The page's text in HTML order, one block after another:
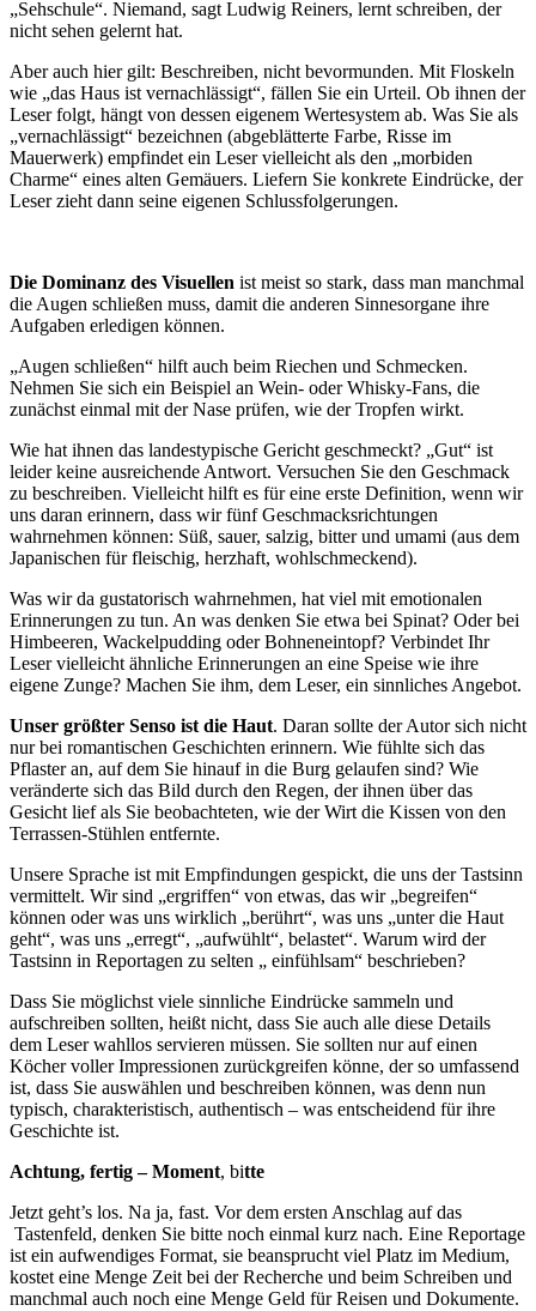
„Sehschule“. Niemand, sagt Ludwig Reiners, lernt schreiben, der
nicht sehen gelernt hat.
Aber auch hier gilt: Beschreiben, nicht bevormunden. Mit Floskeln
wie „das Haus ist vernachlässigt“, fällen Sie ein Urteil. Ob ihnen der
Leser folgt, hängt von dessen eigenem Wertesystem ab. Was Sie als
„vernachlässigt“ bezeichnen (abgeblätterte Farbe, Risse im
Mauerwerk) empfindet ein Leser vielleicht als den „morbiden
Charme“ eines alten Gemäuers. Liefern Sie konkrete Eindrücke, der
Leser zieht dann seine eigenen Schlussfolgerungen.
Die Dominanz des Visuellen ist meist so stark, dass man manchmal
die Augen schließen muss, damit die anderen Sinnesorgane ihre
Aufgaben erledigen können.
„Augen schließen“ hilft auch beim Riechen und Schmecken.
Nehmen Sie sich ein Beispiel an Wein- oder Whisky-Fans, die
zunächst einmal mit der Nase prüfen, wie der Tropfen wirkt.
Wie hat ihnen das landestypische Gericht geschmeckt? „Gut“ ist
leider keine ausreichende Antwort. Versuchen Sie den Geschmack
zu beschreiben. Vielleicht hilft es für eine erste Definition, wenn wir
uns daran erinnern, dass wir fünf Geschmacksrichtungen
wahrnehmen können: Süß, sauer, salzig, bitter und umami (aus dem
Japanischen für fleischig, herzhaft, wohlschmeckend).
Was wir da gustatorisch wahrnehmen, hat viel mit emotionalen
Erinnerungen zu tun. An was denken Sie etwa bei Spinat? Oder bei
Himbeeren, Wackelpudding oder Bohneneintopf? Verbindet Ihr
Leser vielleicht ähnliche Erinnerungen an eine Speise wie ihre
eigene Zunge? Machen Sie ihm, dem Leser, ein sinnliches Angebot.
Unser größter Senso ist die Haut. Daran sollte der Autor sich nicht
nur bei romantischen Geschichten erinnern. Wie fühlte sich das
Pflaster an, auf dem Sie hinauf in die Burg gelaufen sind? Wie
veränderte sich das Bild durch den Regen, der ihnen über das
Gesicht lief als Sie beobachteten, wie der Wirt die Kissen von den
Terrassen-Stühlen entfernte.
Unsere Sprache ist mit Empfindungen gespickt, die uns der Tastsinn
vermittelt. Wir sind „ergriffen“ von etwas, das wir „begreifen“
können oder was uns wirklich „berührt“, was uns „unter die Haut
geht“, was uns „erregt“, „aufwühlt“, belastet“. Warum wird der
Tastsinn in Reportagen zu selten „ einfühlsam“ beschrieben?
Dass Sie möglichst viele sinnliche Eindrücke sammeln und
aufschreiben sollten, heißt nicht, dass Sie auch alle diese Details
dem Leser wahllos servieren müssen. Sie sollten nur auf einen
Köcher voller Impressionen zurückgreifen könne, der so umfassend
ist, dass Sie auswählen und beschreiben können, was denn nun
typisch, charakteristisch, authentisch – was entscheidend für ihre
Geschichte ist.
Achtung, fertig – Moment, bitte
Jetzt geht’s los. Na ja, fast. Vor dem ersten Anschlag auf das
Tastenfeld, denken Sie bitte noch einmal kurz nach. Eine Reportage
ist ein aufwendiges Format, sie beansprucht viel Platz im Medium,
kostet eine Menge Zeit bei der Recherche und beim Schreiben und
manchmal auch noch eine Menge Geld für Reisen und Dokumente.